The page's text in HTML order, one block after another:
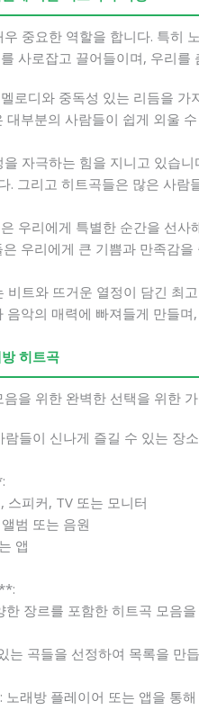
중요한 역할을 합니다. 특히
사로잡고 끌어들이며, 우리를
로디와 중독성 있는 리듬을
대부분의 사람들이 쉽게 외울
자극하는 힘을 지니고 있습
. 그리고 히트곡들은 많은 사
우리에게 특별한 순간을 선
우리에게 큰 기쁨과 만족감
비트와 뜨거운 열정이 담긴 최
음악의 매력에 빠져들게 만들
히트곡
을 위한 완벽한 선택을 위한
들이 신나게 즐길 수 있는 장
스피커, TV 또는 모니터
범 또는 음원
앱
장르를 포함한 히트곡 모음
곡들을 선정하여 목록을 만
래방 플레이어 또는 앱을 통